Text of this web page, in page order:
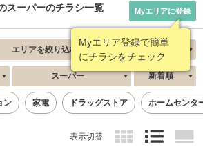
スーパーのチラシ一覧
Myエリア登録で簡単
にチラシをチェック
Myエリアに登録
エリアを絞り込む
スーパー 新着順
ン 家電 ドラッグストア ホームセンタ
表示切替